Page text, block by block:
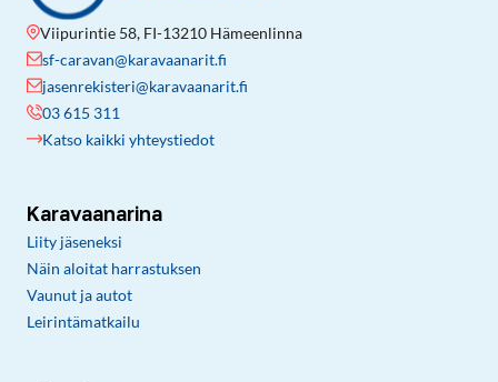
Viipurintie 58, FI-13210 Hämeenlinna
sf-caravan@karavaanarit.fi
jasenrekisteri@karavaanarit.fi
03 615 311
Katso kaikki yhteystiedot
Karavaanarina
Liity jäseneksi
Näin aloitat harrastuksen
Vaunut ja autot
Leirintämatkailu